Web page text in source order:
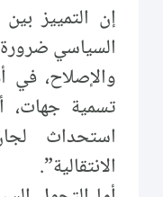
إن التمييز
السياسي
والإصلاح، في
تسمية جهات،
استحداث
الانتقالية”.